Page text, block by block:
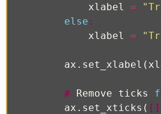
xlabel
=
else :
xlabel
=
ax . set_xlabel (
# Remove ticks
ax . set_xticks ( []